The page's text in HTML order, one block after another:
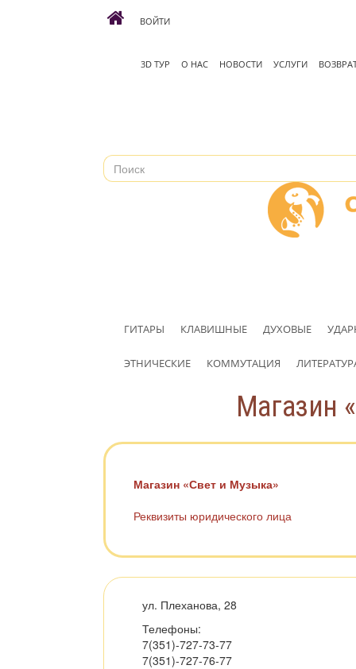
ВОЙТИ
3D ТУР О НАС НОВОСТИ УСЛУГИ
ГИТАРЫ КЛАВИШНЫЕ ДУХОВЫЕ
ЭТНИЧЕСКИЕ КОММУТАЦИЯ
Магазин
Магазин «Свет и Музыка»
Реквизиты юридического лица
ул. Плеханова, 28
Телефоны:
7(351)-727-73-77
7(351)-727-76-77